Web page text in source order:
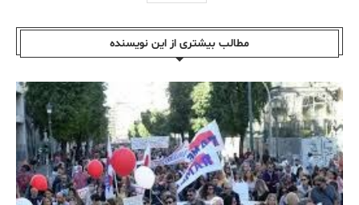
مطالب بیشتری از این نویسندە